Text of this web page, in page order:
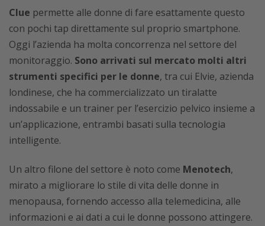
Clue permette alle donne di fare esattamente questo
con pochi tap direttamente sul proprio smartphone.
Oggi l’azienda ha molta concorrenza nel settore del
monitoraggio. Sono arrivati sul mercato molti altri
strumenti specifici per le donne, tra cui Elvie, azienda
londinese, che ha commercializzato un tiralatte
indossabile e un trainer per l’esercizio pelvico insieme a
un’applicazione, entrambi basati sulla tecnologia
intelligente.
Un altro filone del settore è noto come Menotech,
mirato a migliorare lo stile di vita delle donne in
menopausa, fornendo accesso alla telemedicina, alle
informazioni e ai dati a cui le donne possono attingere.